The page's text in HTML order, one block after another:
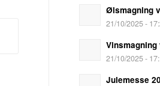
Ølsmagning
21/10/2025 -
21/10/2025 -
Julemesse